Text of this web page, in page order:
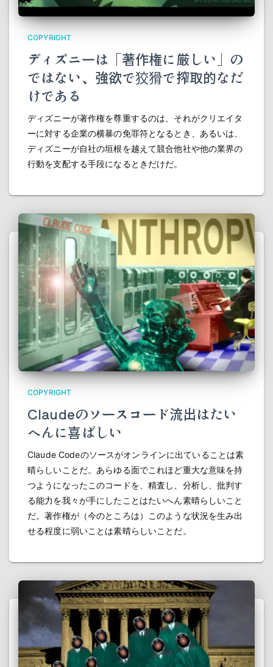
COPYRIGHT
ディズニーは「著作権に厳しい」の
ではない、強欲で狡猾で搾取的なだ
けである
ディズニーが著作権を尊重するのは、それがクリエイタ
ーに対する企業の横暴の免罪符となるとき、あるいは、
ディズニーが自社の垣根を越えて競合他社や他の業界の
行動を支配する手段になるときだけだ。
COPYRIGHT
Claudeのソースコード流出はたい
へんに喜ばしい
Claude Codeのソースがオンラインに出ていることは素
晴らしいことだ。あらゆる面でこれほど重大な意味を持
つようになったこのコードを、精査し、分析し、批判す
る能力を我々が手にしたことはたいへん素晴らしいこと
だ。著作権が（今のところは）このような状況を生み出
せる程度に弱いことは素晴らしいことだ。